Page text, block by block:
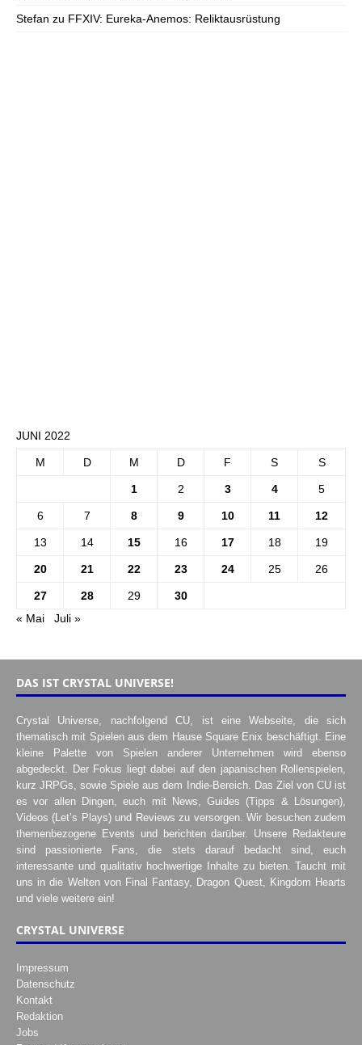
Stefan zu FFXIV: Eureka-Anemos: Reliktausrüstung
JUNI 2022
M D M D F S S
1 2 3 4 5
6 7 8 9 10 11 12
13 14 15 16 17 18 19
20 21 22 23 24 25 26
27 28 29
30
« Mai
Juli »
DAS IST CRYSTAL UNIVERSE!
Crystal Universe, nachfolgend CU, ist eine Webseite, die sich
thematisch mit Spielen aus dem Hause Square Enix beschäftigt. Eine
kleine Palette von Spielen anderer Unternehmen wird ebenso
abgedeckt. Der Fokus liegt dabei auf den japanischen Rollenspielen,
kurz JRPGs, sowie Spiele aus dem Indie-Bereich. Das Ziel von CU ist
es vor allen Dingen, euch mit News, Guides (Tipps & Lösungen),
Videos (Let’s Plays) und Reviews zu versorgen. Wir besuchen zudem
themenbezogene Events und berichten darüber. Unsere Redakteure
sind passionierte Fans, die stets darauf bedacht sind, euch
interessante und qualitativ hochwertige Inhalte zu bieten. Taucht mit
uns in die Welten von Final Fantasy, Dragon Quest, Kingdom Hearts
und viele weitere ein!
CRYSTAL UNIVERSE
Impressum
Datenschutz
Kontakt
Redaktion
Jobs